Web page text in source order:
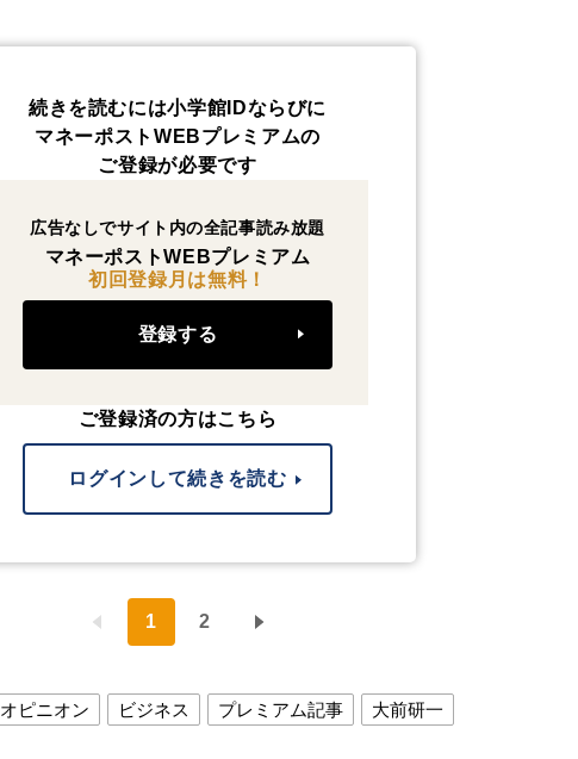
続きを読むには小学館IDならびに
マネーポストWEBプレミアムの
ご登録が必要です
広告なしでサイト内の全記事読み放題
マネーポストWEBプレミアム
初回登録月は無料！
登録する
ご登録済の方はこちら
ログインして続きを読む
1 2
オピニオン ビジネス プレミアム記事 大前研一